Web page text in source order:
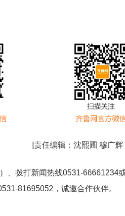
[责任编辑： 沈熙圃 穆广
、拨打新闻热线0531-66661234
81695052 ，诚邀合作伙伴。